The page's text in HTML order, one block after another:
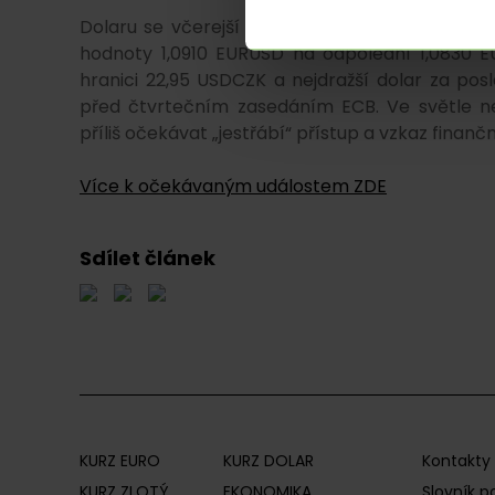
Dolaru se včerejší obchodování vydařilo,
hodnoty 1,0910 EURUSD na odpolední
hranici 22,95 USDCZK a nejdražší dolar za
před čtvrtečním zasedáním ECB. Ve světle
příliš očekávat „jestřábí“ přístup a vzkaz
Více k očekávaným událostem ZDE
Sdílet článek
KURZ EURO
KURZ DOLAR
Kontakty